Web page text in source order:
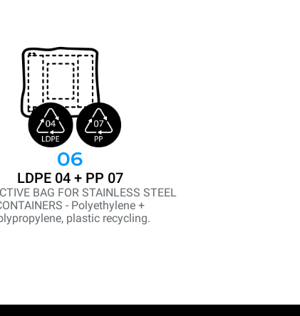
06
LDPE 04 + PP 07
BAG FOR STAINLESS STEEL
- Polyethylene +
plastic recycling.